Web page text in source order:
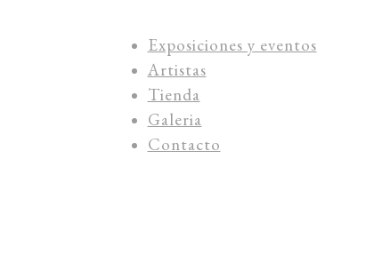
Exposiciones y eventos
Artistas
Tienda
Galeria
Contacto